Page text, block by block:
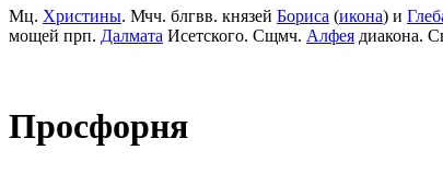
Мц. Христины. Мчч. блгвв. князей Бориса (икона) и
мощей прп. Далмата Исетского. Сщмч. Алфея диакона.
Просфорня